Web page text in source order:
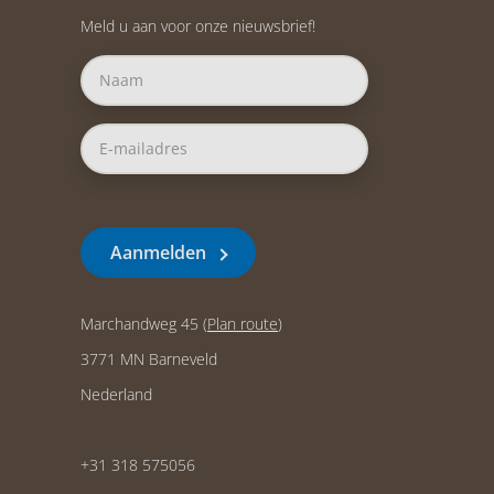
Meld u aan voor onze nieuwsbrief!
Aanmelden
Marchandweg 45 (Plan route)
3771 MN Barneveld
Nederland
+31 318 575056